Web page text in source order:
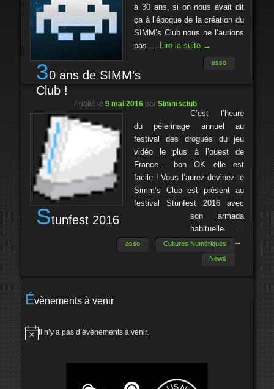
30 ans de SIMM’s
Club !
à 30 ans, si on nous avait dit
ça à l’époque de la création du
SIMM’s Club nous ne l’aurions
pas … Lire la suite →
asso
Publié le 9 mai 2016 par Simmsclub
Stunfest 2016
C’est l’heure
du pèlerinage annuel au
festival des drogués du jeu
vidéo le plus à l’ouest de
France… bon OK elle est
facile ! Vous l’aurez devinez le
Simm’s Club est présent au
festival Stunfest 2016 avec
son armada
habituelle …
Lire la suite
→
asso
Cultures Numériques
News
Évènements à venir
Notice
Il n’y a pas d’évènements à venir.